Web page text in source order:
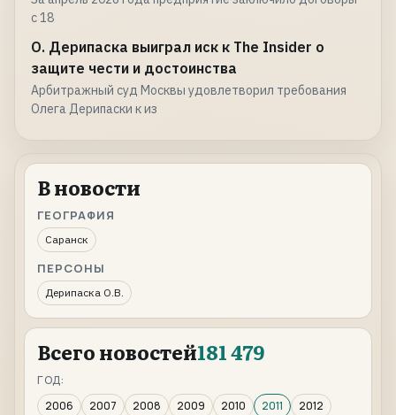
с 18
О. Дерипаска выиграл иск к The Insider о
защите чести и достоинства
Арбитражный суд Москвы удовлетворил требования
Олега Дерипаски к из
В новости
ГЕОГРАФИЯ
Саранск
ПЕРСОНЫ
Дерипаска О.В.
Всего новостей181 479
ГОД:
2006
2007 2008 2009 2010 2011
2012